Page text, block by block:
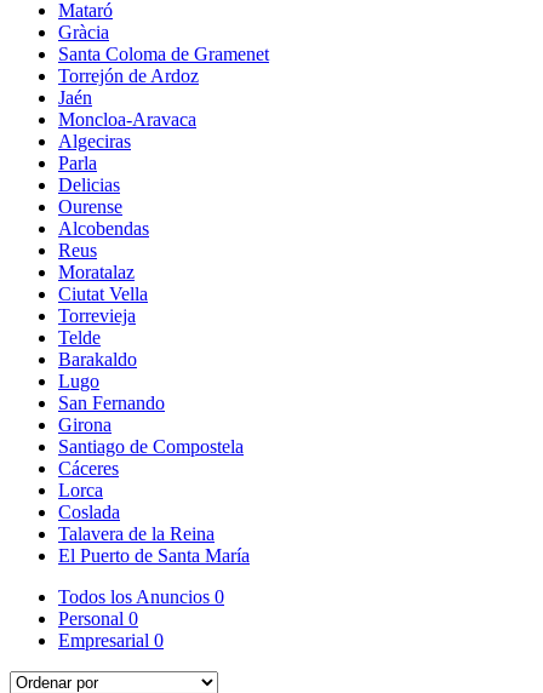
Mataró
Gràcia
Santa Coloma de Gramenet
Torrejón de Ardoz
Jaén
Moncloa-Aravaca
Algeciras
Parla
Delicias
Ourense
Alcobendas
Reus
Moratalaz
Ciutat Vella
Torrevieja
Telde
Barakaldo
Lugo
San Fernando
Girona
Santiago de Compostela
Cáceres
Lorca
Coslada
Talavera de la Reina
El Puerto de Santa María
Todos los Anuncios 0
Personal 0
Empresarial 0